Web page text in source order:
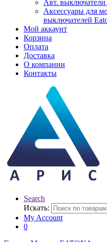
Авт. выключатели
Аксессуары для
выключателей
Мой аккаунт
Корзина
Оплата
Доставка
О компании
Контакты
Search
Искать:
My Account
0